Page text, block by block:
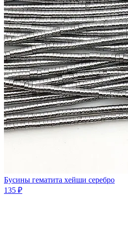
Бусины гематита хейши серебро
135 ₽